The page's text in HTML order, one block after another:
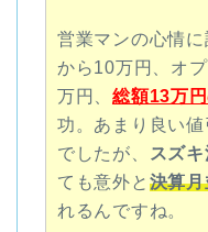
営業マンの心情
から10万円、オ
万円、総額13万
功。 あまり良い
でしたが、
スズ
ても意外と 決算
れるんですね。